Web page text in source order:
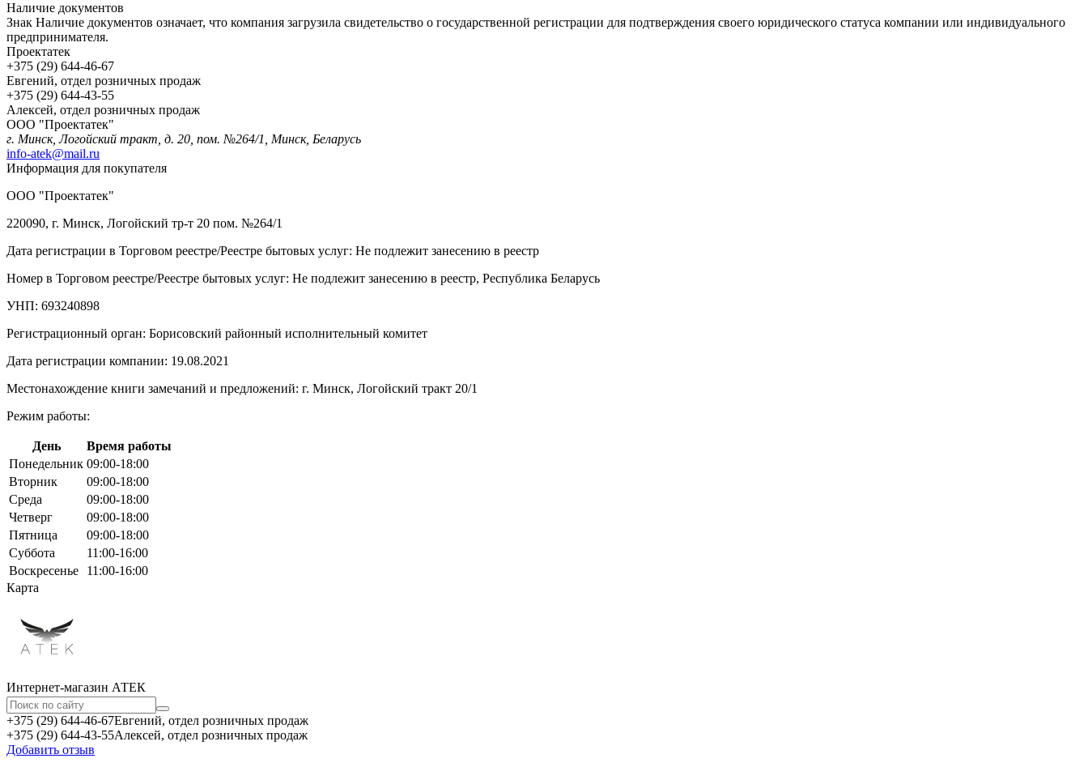
Наличие документов
Знак Наличие документов означает, что компания загрузила свидетельство о государственной регистрации для подтверждения своего юридического статуса компании или индивидуального
предпринимателя.
Проектатек
+375 (29) 644-46-67
Евгений, отдел розничных продаж
+375 (29) 644-43-55
Алексей, отдел розничных продаж
ООО "Проектатек"
г. Минск, Логойский тракт, д. 20, пом. №264/1, Минск, Беларусь
info-atek@mail.ru
Информация для покупателя
ООО "Проектатек"
220090, г. Минск, Логойский тр-т 20 пом. №264/1
Дата регистрации в Торговом реестре/Реестре бытовых услуг: Не подлежит занесению в реестр
Номер в Торговом реестре/Реестре бытовых услуг: Не подлежит занесению в реестр, Республика Беларусь
УНП: 693240898
Регистрационный орган: Борисовский районный исполнительный комитет
Дата регистрации компании: 19.08.2021
Местонахождение книги замечаний и предложений: г. Минск, Логойский тракт 20/1
Режим работы:
День
Время работы
Понедельник 09:00-18:00
Вторник
09:00-18:00
Среда
09:00-18:00
Четверг
09:00-18:00
Пятница
09:00-18:00
Суббота
11:00-16:00
Воскресенье
11:00-16:00
Карта
Интернет-магазин АТЕКㅤ
+375 (29) 644-46-67Евгений, отдел розничных продаж
+375 (29) 644-43-55Алексей, отдел розничных продаж
Добавить отзыв